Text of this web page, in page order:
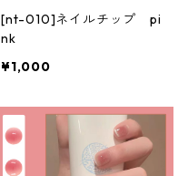
[nt-010]ネイルチップ pi
nk
¥1,000